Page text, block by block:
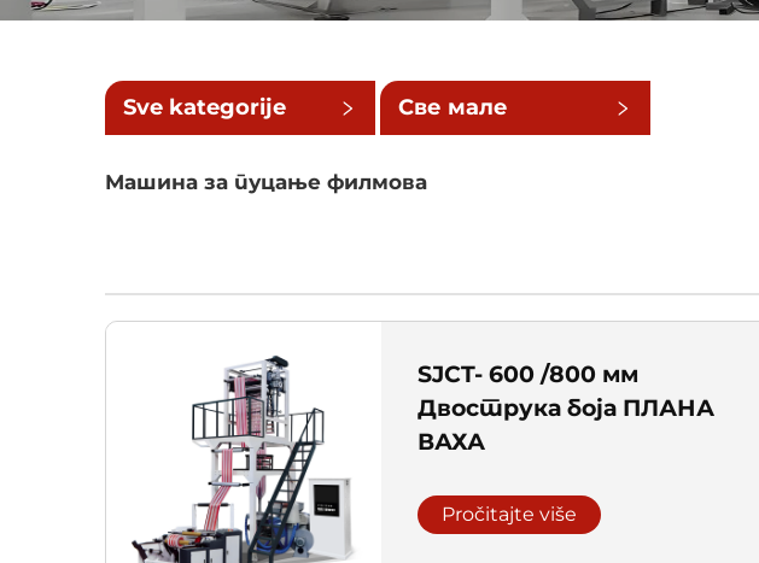
Sve kategorije Све мале
Машина за пуцање филмова
SJCT- 600 /800 мм
Двострука боја ПЛАНА
ВАХА
Pročitajte više